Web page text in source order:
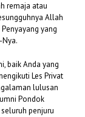
remaja atau
Allah
yang
baik Anda yang
Les Privat
lulusan
Pondok
penjuru